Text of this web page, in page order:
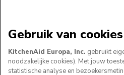
Gebruik van cookies
KitchenAid Europa, Inc. gebruikt
noodzakelijke cookies). Met jouw
statistische analyse en